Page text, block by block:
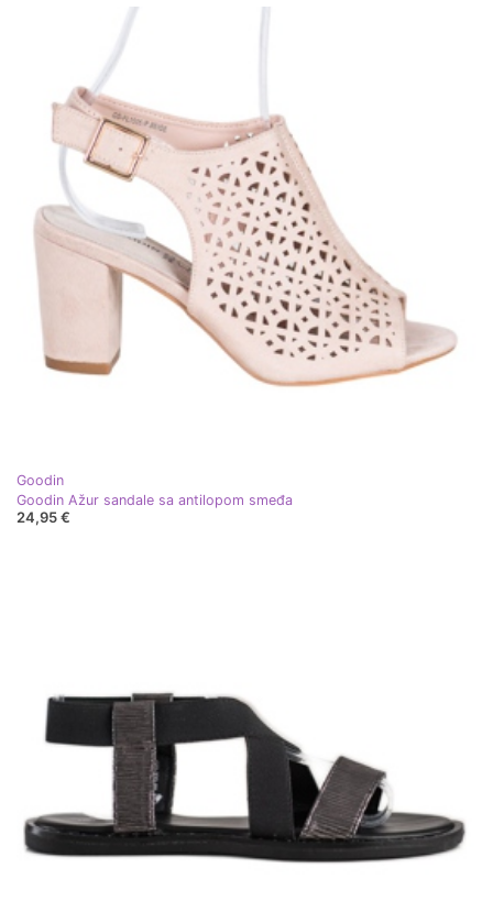
Goodin
Goodin Ažur sandale sa antilopom smeđa
24,95 €